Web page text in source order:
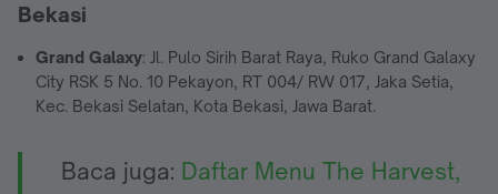
Bekasi
Grand Galaxy: Jl. Pulo Sirih Barat Raya, Ruko Grand Galaxy
City RSK 5 No. 10 Pekayon, RT 004/ RW 017, Jaka Setia,
Kec. Bekasi Selatan, Kota Bekasi, Jawa Barat.
Baca juga: Daftar Menu The Harvest,